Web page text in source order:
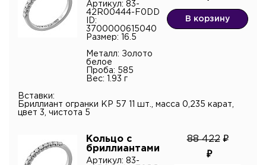
Артикул: 83-
42R00444-F0DD
ID:
3700000615040
Размер: 16.5
Металл: Золото
белое
Проба: 585
Вес: 1.93 г
В корзину
Вставки:
Бриллиант огранки КР 57 11 шт., масса 0,235 карат,
цвет 3, чистота 5
Кольцо с
бриллиантами
Артикул: 83-
88 422